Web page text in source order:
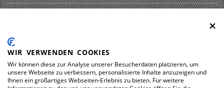
LEGAL
DOWNLOADS
WIR VERWENDEN COOKIES
Wir können diese zur Analyse unserer Besucherdaten platzieren, um
unsere Webseite zu verbessern, personalisierte Inhalte anzuzeigen und
Ihnen ein großartiges Webseiten-Erlebnis zu bieten. Für weitere